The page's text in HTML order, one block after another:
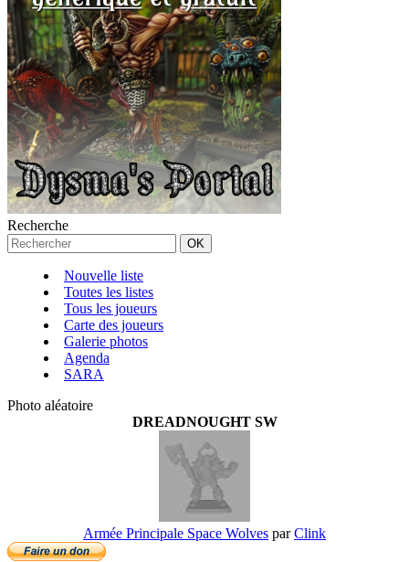
Recherche
Nouvelle liste
Toutes les listes
Tous les joueurs
Carte des joueurs
Galerie photos
Agenda
SARA
Photo aléatoire
DREADNOUGHT SW
Armée Principale Space Wolves parClink